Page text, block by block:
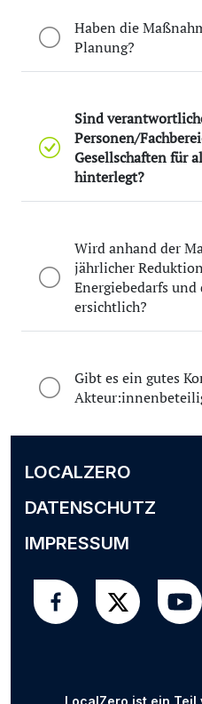
Haben die
Planung?
Sind
Personen/
Gesellschaften für
hinterlegt?
Wird anhand der
jährlicher
Energiebedarfs
ersichtlich?
Gibt es ein gutes
LOCALZERO
DATENSCHUTZ
IMPRESSUM
LocalZero ist ein Teil